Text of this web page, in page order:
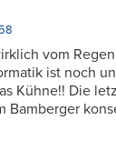
vom
ist noch
Kühne!! Die
Bamberger